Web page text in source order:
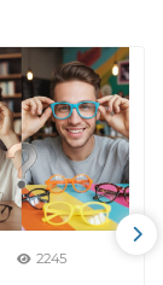
2245